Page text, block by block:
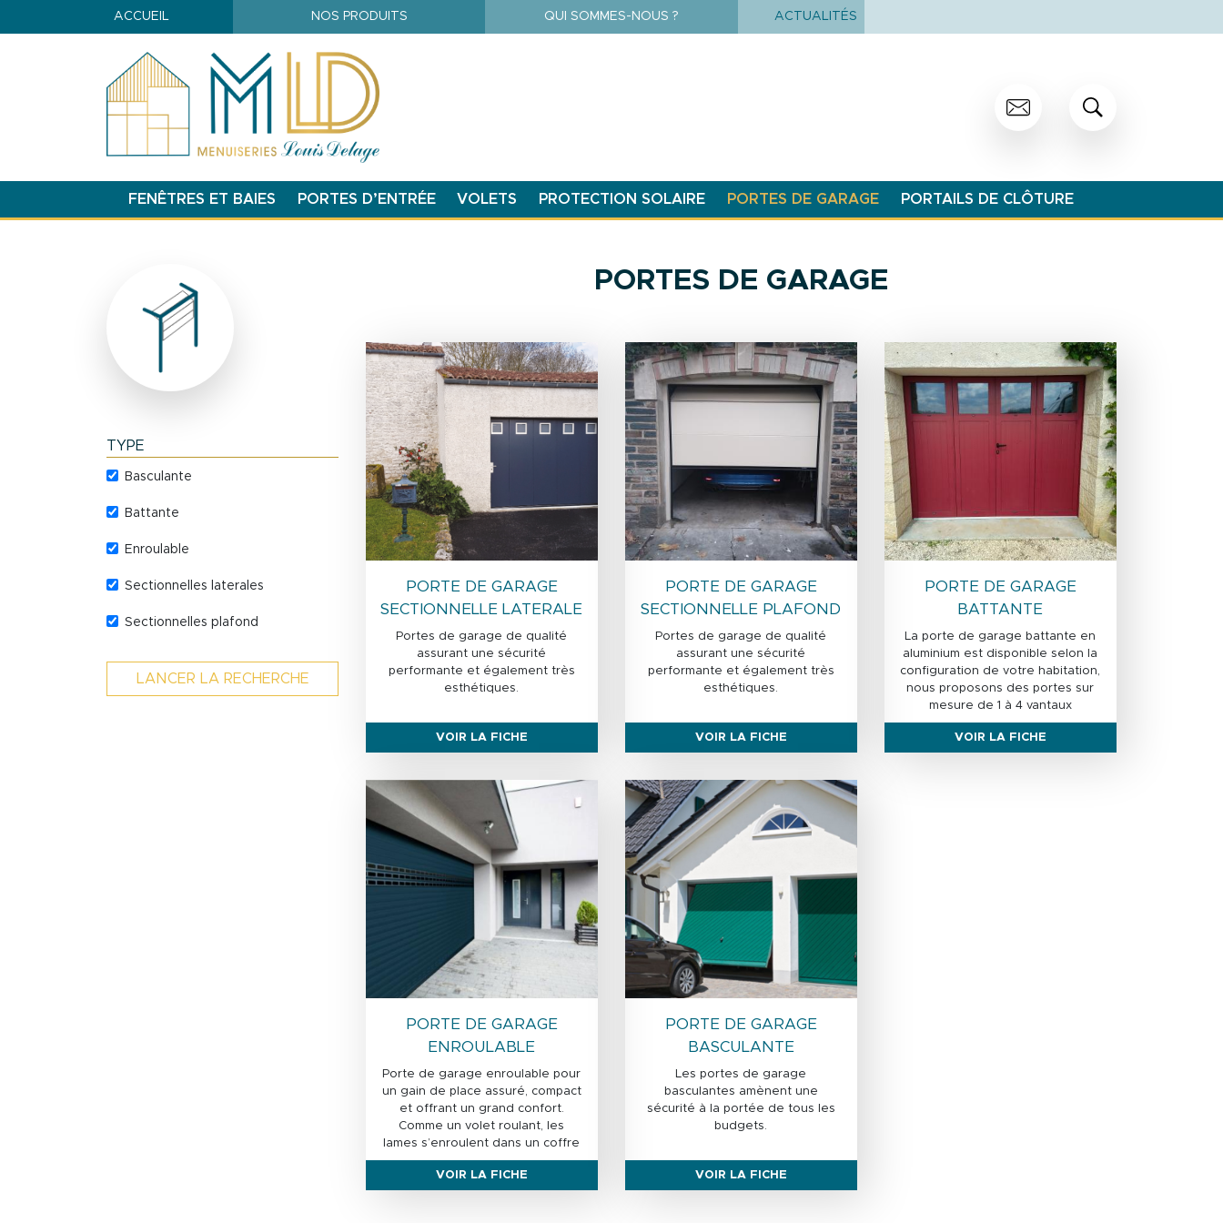
Aller
au
Navigation principale
ACCUEIL NOS PRODUITS QUI SOMMES-NOUS ? ACTUALITÉS
Image
FENÊTRES ET BAIES PORTES D’ENTRÉE VOLETS PROTECTION SOLAIRE PORTES DE GARAGE PORTAILS DE CLÔTURE
TYPE
Basculante
Battante
Enroulable
Sectionnelles laterales
Sectionnelles plafond
LANCER LA RECHERCHE
PORTES DE GARAGE
Image
PORTE DE GARAGE
SECTIONNELLE LATERALE
Portes de garage de qualité
assurant une sécurité
performante et également très
esthétiques.
VOIR LA FICHE
Image
PORTE DE GARAGE
SECTIONNELLE PLAFOND
Portes de garage de qualité
assurant une sécurité
performante et également très
esthétiques.
VOIR LA FICHE
Image
PORTE DE GARAGE
BATTANTE
La porte de garage battante en
aluminium est disponible selon la
configuration de votre habitation,
nous proposons des portes sur
mesure de 1 à 4 vantaux
VOIR LA FICHE
Image
PORTE DE GARAGE
ENROULABLE
Porte de garage enroulable pour
un gain de place assuré, compact
et offrant un grand confort.
Comme un volet roulant, les
lames s’enroulent dans un coffre
fermé en aluminium pour une
sécurité renforcée.
VOIR LA FICHE
Image
PORTE DE GARAGE
BASCULANTE
Les portes de garage
basculantes amènent une
sécurité à la portée de tous les
budgets.
VOIR LA FICHE